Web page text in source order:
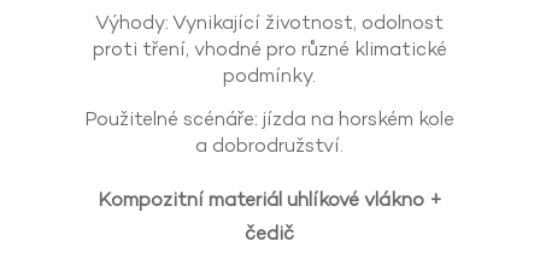
Výhody: Vynikající životnost, odolnost
proti tření, vhodné pro různé klimatické
podmínky.
Použitelné scénáře: jízda na horském kole
a dobrodružství.
Kompozitní materiál uhlíkové vlákno +
čedič